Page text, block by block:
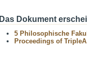
Das Dokument
5 Philosophische
Proceedings of